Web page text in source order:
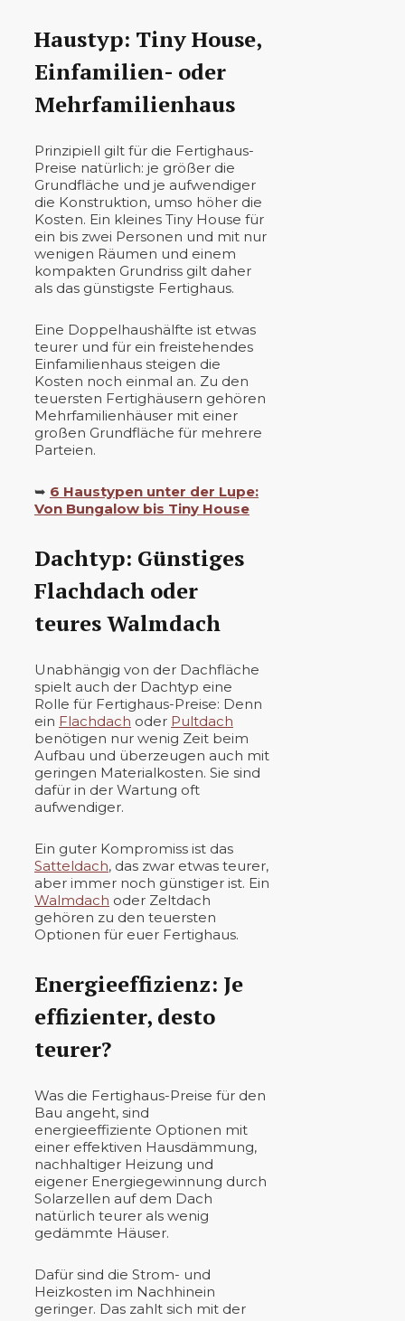
Haustyp: Tiny House,
Einfamilien- oder
Mehrfamilienhaus
Prinzipiell gilt für die Fertighaus-
Preise natürlich: je größer die
Grundfläche und je aufwendiger
die Konstruktion, umso höher die
Kosten. Ein kleines Tiny House für
ein bis zwei Personen und mit nur
wenigen Räumen und einem
kompakten Grundriss gilt daher
als das günstigste Fertighaus.
Eine Doppelhaushälfte ist etwas
teurer und für ein freistehendes
Einfamilienhaus steigen die
Kosten noch einmal an. Zu den
teuersten Fertighäusern gehören
Mehrfamilienhäuser mit einer
großen Grundfläche für mehrere
Parteien.
➥ 6 Haustypen unter der Lupe:
Von Bungalow bis Tiny House
Dachtyp: Günstiges
Flachdach oder
teures Walmdach
Unabhängig von der Dachfläche
spielt auch der Dachtyp eine
Rolle für Fertighaus-Preise: Denn
ein Flachdach oder Pultdach
benötigen nur wenig Zeit beim
Aufbau und überzeugen auch mit
geringen Materialkosten. Sie sind
dafür in der Wartung oft
aufwendiger.
Ein guter Kompromiss ist das
Satteldach, das zwar etwas teurer,
aber immer noch günstiger ist. Ein
Walmdach oder Zeltdach
gehören zu den teuersten
Optionen für euer Fertighaus.
Energieeffizienz: Je
effizienter, desto
teurer?
Was die Fertighaus-Preise für den
Bau angeht, sind
energieeffiziente Optionen mit
einer effektiven Hausdämmung,
nachhaltiger Heizung und
eigener Energiegewinnung durch
Solarzellen auf dem Dach
natürlich teurer als wenig
gedämmte Häuser.
Dafür sind die Strom- und
Heizkosten im Nachhinein
geringer. Das zahlt sich mit der